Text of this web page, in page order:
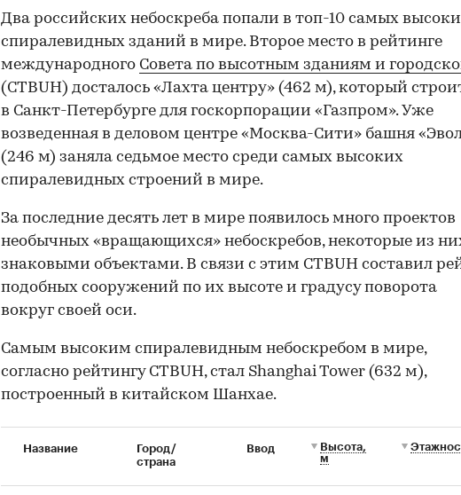
Два российских небоскреба попали в топ-10 самых
спиралевидных зданий в мире. Второе место в рейтинге
международного Совета по высотным зданиям и
(CTBUH) досталось «Лахта центру» (462 м), который
в Санкт-Петербурге для госкорпорации «Газпром». Уже
возведенная в деловом центре «Москва-Сити» башня
(246 м) заняла седьмое место среди самых высоких
спиралевидных строений в мире.
За последние десять лет в мире появилось много проектов
необычных «вращающихся» небоскребов, некоторые из
знаковыми объектами. В связи с этим CTBUH составил
подобных сооружений по их высоте и градусу поворота
вокруг своей оси.
Самым высоким спиралевидным небоскребом в мире,
согласно рейтингу CTBUH, стал Shanghai Tower (632 м),
построенный в китайском Шанхае.
Название
Город/
страна
Ввод
Высота,
м